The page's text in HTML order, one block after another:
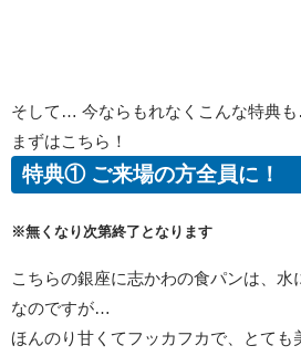
そして… 今ならもれなくこんな特典
まずはこちら！
特典① ご来場の方全員に！
※無くなり次第終了となります
こちらの銀座に志かわの食パンは、水
なのですが…
ほんのり甘くてフッカフカで、とても